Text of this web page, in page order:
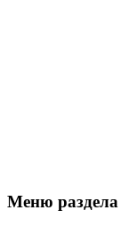
Меню раздела